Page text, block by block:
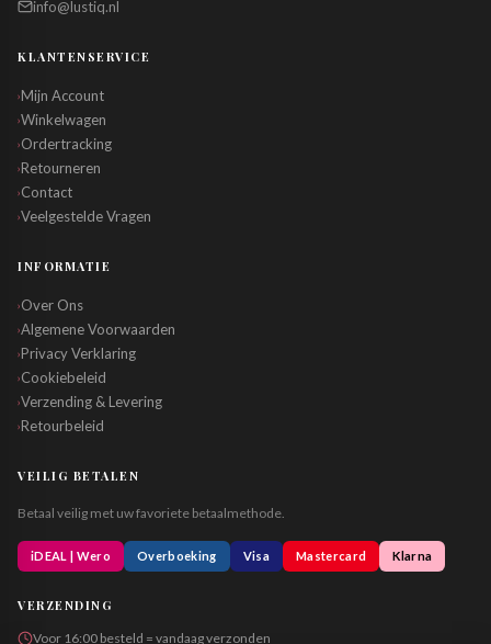
info@lustiq.nl
KLANTENSERVICE
›Mijn Account
›Winkelwagen
›Ordertracking
›Retourneren
›Contact
›Veelgestelde Vragen
INFORMATIE
›Over Ons
›Algemene Voorwaarden
›Privacy Verklaring
›Cookiebeleid
›Verzending & Levering
›Retourbeleid
VEILIG BETALEN
Betaal veilig met uw favoriete betaalmethode.
iDEAL | Wero Overboeking Visa Mastercard Klarna
VERZENDING
Voor 16:00 besteld = vandaag verzonden